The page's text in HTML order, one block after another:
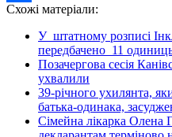
Share
Схожі матеріали:
У штатному розписі
передбачено 11
Позачергова сесія
ухвалили
39-річного ухилянта,
батька-одинака,
Сімейна лікарка Олена